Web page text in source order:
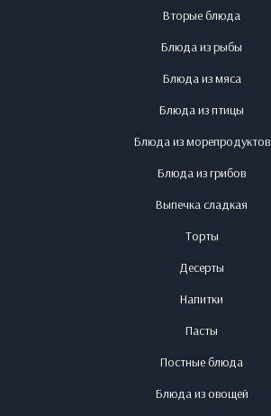
Вторые блюда
Блюда из рыбы
Блюда из мяса
Блюда из птицы
Блюда из морепродуктов
Блюда из грибов
Выпечка сладкая
Торты
Десерты
Напитки
Пасты
Постные блюда
Блюда из овощей